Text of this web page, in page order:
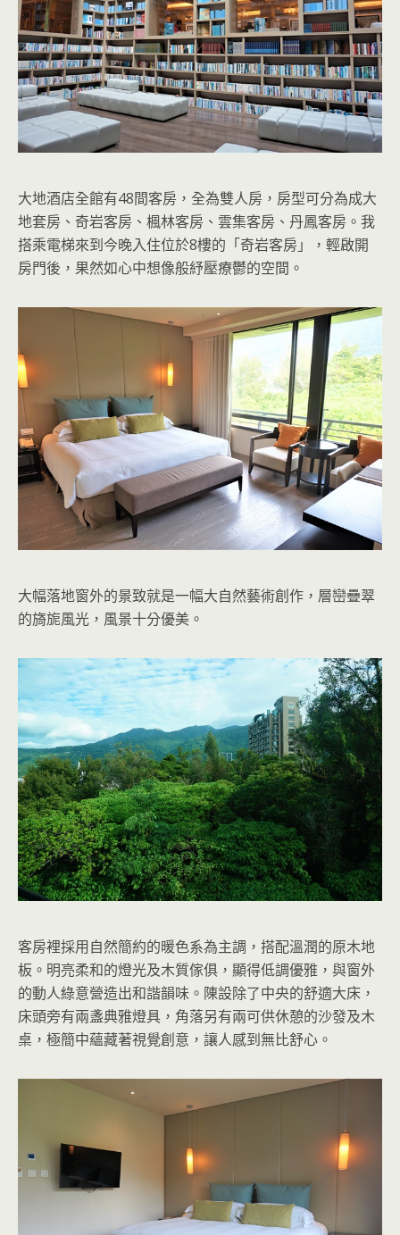
大地酒店全館有48間客房，全為雙人房，房型可分為成大
地套房、奇岩客房、楓林客房、雲集客房、丹鳳客房。我
搭乘電梯來到今晚入住位於8樓的「奇岩客房」，輕啟開
房門後，果然如心中想像般紓壓療鬱的空間。
大幅落地窗外的景致就是一幅大自然藝術創作，層巒疊翠
的旖旎風光，風景十分優美。
客房裡採用自然簡約的暖色系為主調，搭配溫潤的原木地
板。明亮柔和的燈光及木質傢俱，顯得低調優雅，與窗外
的動人綠意營造出和諧韻味。陳設除了中央的舒適大床，
床頭旁有兩盞典雅燈具，角落另有兩可供休憩的沙發及木
桌，極簡中蘊藏著視覺創意，讓人感到無比舒心。